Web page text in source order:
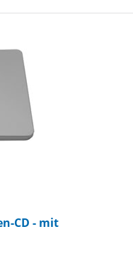
CD - mit